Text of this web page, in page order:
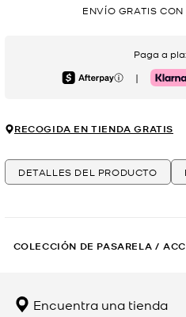
ENVÍO GRATIS CON
Paga a
Afterpay | Klarna
RECOGIDA EN TIENDA GRATIS
DETALLES DEL PRODUCTO
COLECCIÓN DE PASARELA /
Encuentra una tienda